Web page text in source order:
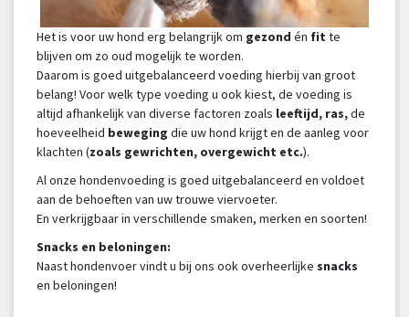
Het is voor uw hond erg belangrijk om gezond én fit te
blijven om zo oud mogelijk te worden.
Daarom is goed uitgebalanceerd voeding hierbij van groot
belang! Voor welk type voeding u ook kiest, de voeding is
altijd afhankelijk van diverse factoren zoals leeftijd, ras,de
hoeveelheid beweging die uw hond krijgt en de aanleg voor
klachten (zoals gewrichten, overgewicht etc.).
Al onze hondenvoeding is goed uitgebalanceerd en voldoet
aan de behoeften van uw trouwe viervoeter.
En verkrijgbaar in verschillende smaken, merken en soorten!
Snacks en beloningen:
Naast hondenvoer vindt u bij ons ook overheerlijke snacks
en beloningen!